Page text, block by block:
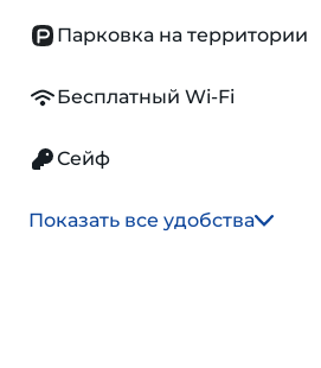
Парковка на территории
Бесплатный Wi-Fi
Сейф
Показать все удобства